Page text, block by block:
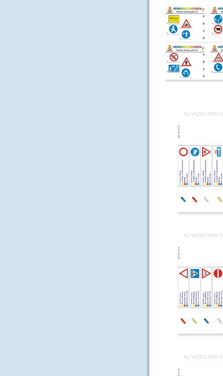
KL-VKZEICHEN
KL-VKZEICHEN
KL-VKZEICHEN